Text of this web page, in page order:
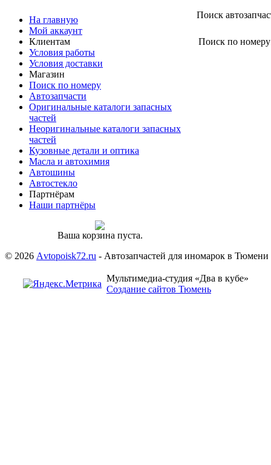
На главную
Мой аккаунт
Клиентам
Условия работы
Условия доставки
Магазин
Поиск по номеру
Автозапчасти
Оригинальные каталоги запасных
частей
Неоригинальные каталоги запасных
частей
Кузовные детали и оптика
Масла и автохимия
Автошины
Автостекло
Партнёрам
Наши партнёры
Ваша корзина пуста.
Поиск
Поиск по
© 2026 Аvtopoisk72.ru - Автозапчастей для иномарок в Тюмени
Мультимедиа-студия «Два в кубе»
Создание сайтов Тюмень